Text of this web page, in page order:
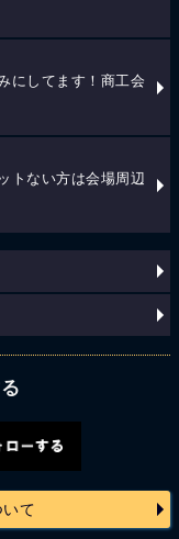
にしてます！商工会
ない方は会場周辺
て